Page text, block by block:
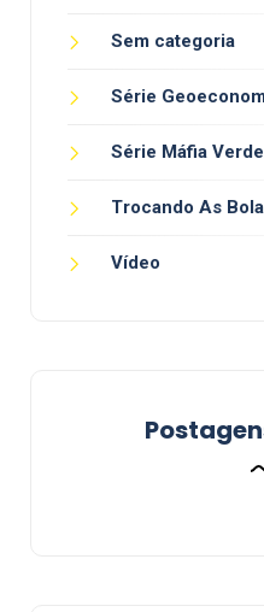
Sem categoria
Série
Série Máfia Verde
Trocando As
Vídeo